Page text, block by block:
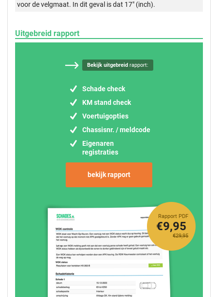
voor de velgmaat. In dit geval is dat 17" (inch).
Uitgebreid rapport
Bekijk uitgebreid rapport:
Schade check
KM stand check
Voertuigopties
Chassisnr. / meldcode
Eigenaren
registraties
bekijk rapport
Rapport PDF
€29,95
€9,95